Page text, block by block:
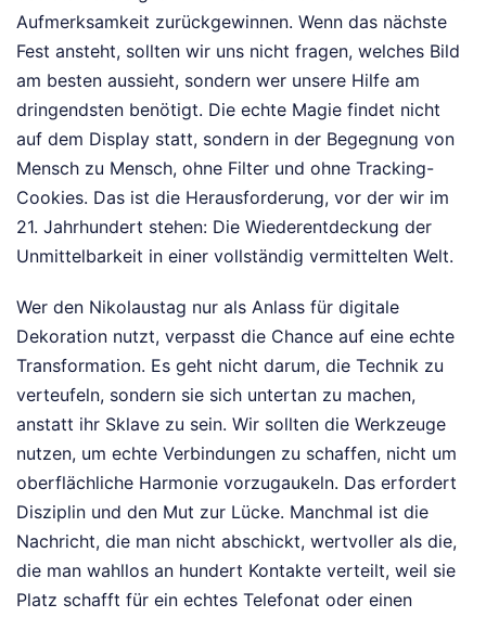
Aufmerksamkeit zurückgewinnen. Wenn das nächste
Fest ansteht, sollten wir uns nicht fragen, welches Bild
am besten aussieht, sondern wer unsere Hilfe am
dringendsten benötigt. Die echte Magie findet nicht
auf dem Display statt, sondern in der Begegnung von
Mensch zu Mensch, ohne Filter und ohne Tracking-
Cookies. Das ist die Herausforderung, vor der wir im
21. Jahrhundert stehen: Die Wiederentdeckung der
Unmittelbarkeit in einer vollständig vermittelten Welt.
Wer den Nikolaustag nur als Anlass für digitale
Dekoration nutzt, verpasst die Chance auf eine echte
Transformation. Es geht nicht darum, die Technik zu
verteufeln, sondern sie sich untertan zu machen,
anstatt ihr Sklave zu sein. Wir sollten die Werkzeuge
nutzen, um echte Verbindungen zu schaffen, nicht um
oberflächliche Harmonie vorzugaukeln. Das erfordert
Disziplin und den Mut zur Lücke. Manchmal ist die
Nachricht, die man nicht abschickt, wertvoller als die,
die man wahllos an hundert Kontakte verteilt, weil sie
Platz schafft für ein echtes Telefonat oder einen